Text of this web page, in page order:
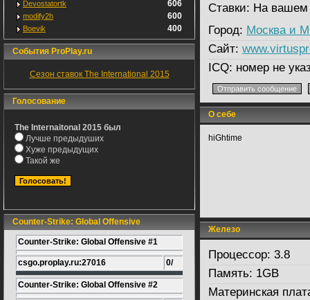
Devostatortk 606
modify2h 600
Boevik 400
События ProPlay.ru
Сезон ставок The International 2015
Голосование
The Internaitonal 2015 был
Лучше предыдуших
Хуже предыдущих
Такой же
Counter-Strike: Global Offensive
Counter-Strike: Global Offensive #1
csgo.proplay.ru:27016 0/
Counter-Strike: Global Offensive #2
Ставки: На вашем
Город: Москва и
Сайт:
ICQ: номер не
О себе
hiGhtime
Железо
Процессор: 3.8
Память: 1GB
Материнская